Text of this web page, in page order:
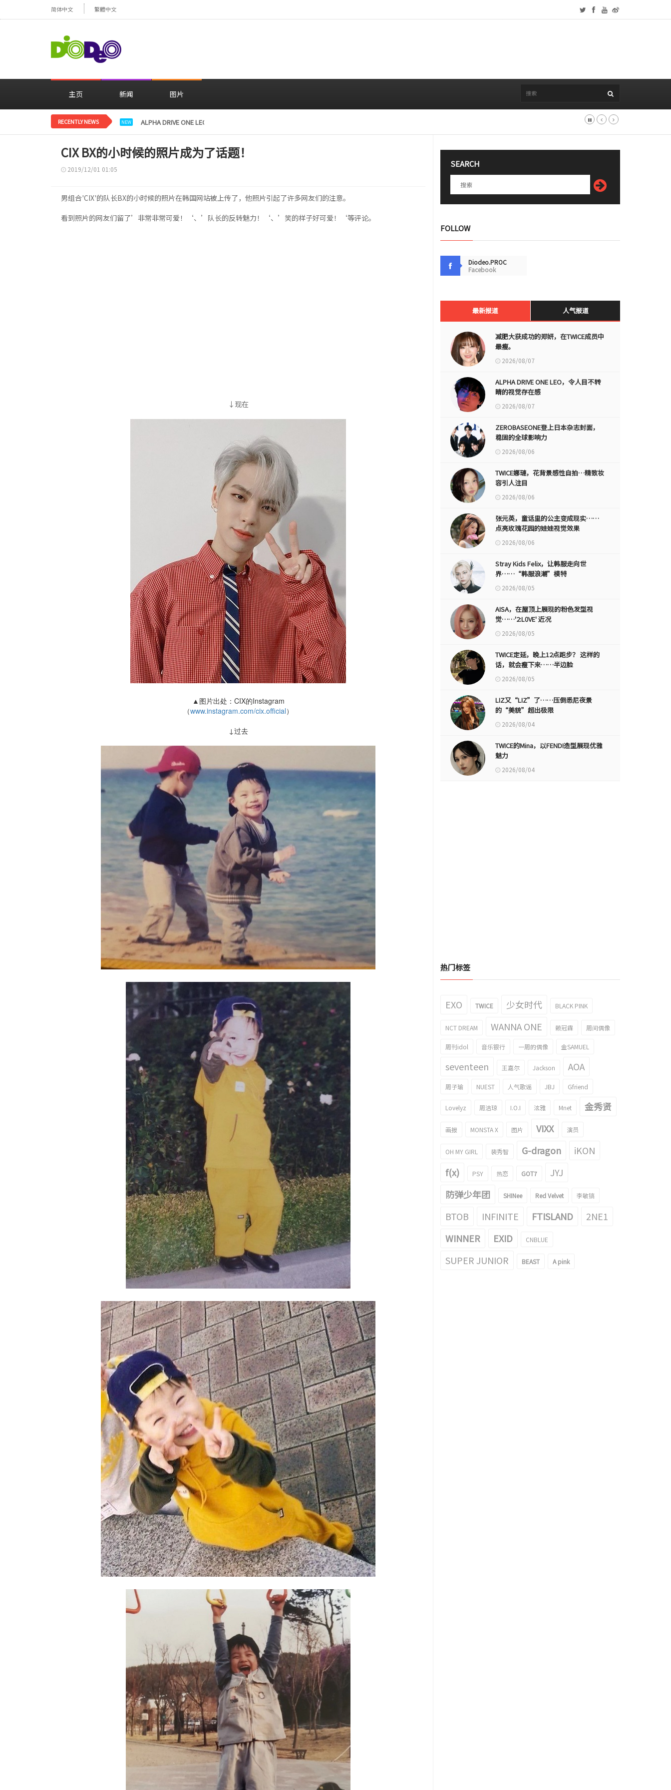
简体中文 繁體中文
主页 新闻 图片
RECENTLY NEWS NEW ALPHA DRIVE ONE LEO，令人目不转睛的视觉存在感
CIX BX的小时候的照片成为了话题！
2019/12/01 01:05
男组合'CIX'的队长BX的小时候的照片在韩国网站被上传了，他照片引起了许多网友们的注意。
看到照片的网友们留了’非常非常可爱！‘、’队长的反转魅力！‘、’笑的样子好可爱！‘等评论。
↓现在
▲图片出处：CIX的Instagram
（www.instagram.com/cix.official）
↓过去
SEARCH
FOLLOW
Diodeo.PROC
Facebook
最新报道 人气报道
减肥大获成功的郑妍，在TWICE成员中
最瘦。
2026/08/07
ALPHA DRIVE ONE LEO，令人目不转
睛的视觉存在感
2026/08/07
ZEROBASEONE登上日本杂志封面，
稳固的全球影响力
2026/08/06
TWICE娜璉，花背景感性自拍…精致妆
容引人注目
2026/08/06
张元英，童话里的公主变成现实……
点亮玫瑰花园的娃娃视觉效果
2026/08/06
Stray Kids Felix，让韩服走向世
界……“韩服浪潮”模特
2026/08/05
AISA，在屋顶上展现的粉色发型视
觉……'2:L0VE' 近况
2026/08/05
TWICE定延，晚上12点跑步？ 这样的
话，就会瘦下来……半边脸
2026/08/05
LIZ又“LIZ”了……压倒悉尼夜景
的“美貌”超出极限
2026/08/04
TWICE的Mina，以FENDI造型展现优雅
魅力
2026/08/04
热门标签
EXO TWICE 少女时代 BLACK PINK
NCT DREAM WANNA ONE 赖冠霖 周间偶像
周刊idol 音乐银行 一周的偶像 金SAMUEL
seventeen 王嘉尔 Jackson AOA
周子瑜 NUEST 人气歌谣 JBJ Gfriend
Lovelyz 周洁琼 I.O.I 泫雅 Mnet 金秀贤
画报 MONSTA X 图片 VIXX 演员
OH MY GIRL 裴秀智 G-dragon
iKON
f(x)
PSY 热恋 GOT7
JYJ
防弹少年团
SHINee Red Velvet 李敏镐
BTOB INFINITE FTISLAND
2NE1
WINNER
EXID CNBLUE
SUPER JUNIOR BEAST A pink